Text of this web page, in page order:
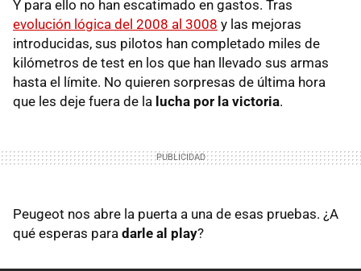
Y para ello no han escatimado en gastos. Tras
evolución lógica del 2008 al 3008 y las mejoras
introducidas, sus pilotos han completado miles de
kilómetros de test en los que han llevado sus armas
hasta el límite. No quieren sorpresas de última hora
que les deje fuera de la lucha por la victoria.
Peugeot nos abre la puerta a una de esas pruebas. ¿A
qué esperas para darle al play?